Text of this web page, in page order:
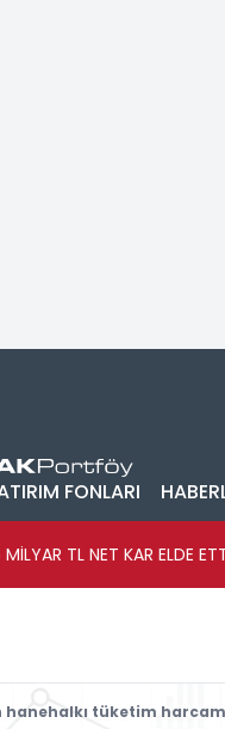
FONLARI
TL NET KAR ELDE
hanehalkı tüketim